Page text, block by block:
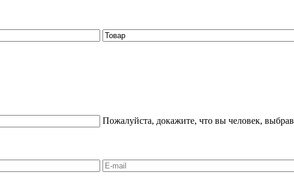
Пожалуйста, докажите, что вы человек, выбрав